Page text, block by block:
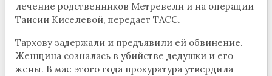
лечение родственников Метревели и на операции
Таисии Киселевой, передает ТАСС.
Тархову задержали и предъявили ей обвинение.
Женщина созналась в убийстве дедушки и его
жены. В мае этого года прокуратура утвердила